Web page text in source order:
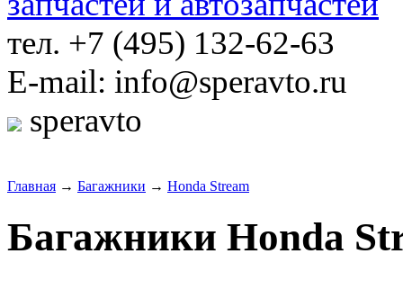
тел. +7 (495) 132-62-63
E-mail: info@speravto.ru
speravto
Главная → Багажники → Honda Stream
Багажники Honda